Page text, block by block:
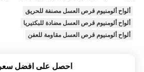
ألواح ألومنيوم قرص العسل مصنفة للحريق
ألواح ألومنيوم قرص العسل مضادة للبكتيريا
ألواح ألومنيوم قرص العسل مقاومة للعفن
احصل على افضل